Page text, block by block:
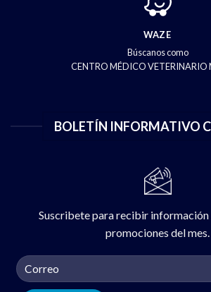
WAZE
Búscanos como
CENTRO MÉDICO VETERINARIO
BOLETÍN INFORMATIVO
Suscribete para recibir información
promociones del mes.